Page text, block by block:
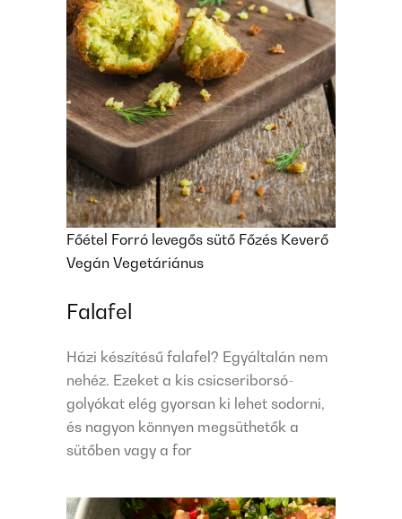
Főétel Forró levegős sütő Főzés Keverő
Vegán Vegetáriánus
Falafel
Házi készítésű falafel? Egyáltalán nem
nehéz. Ezeket a kis csicseriborsó-
golyókat elég gyorsan ki lehet sodorni,
és nagyon könnyen megsüthetők a
sütőben vagy a for